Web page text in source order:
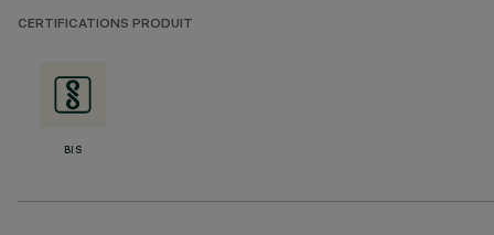
CERTIFICATIONS PRODUIT
BIS